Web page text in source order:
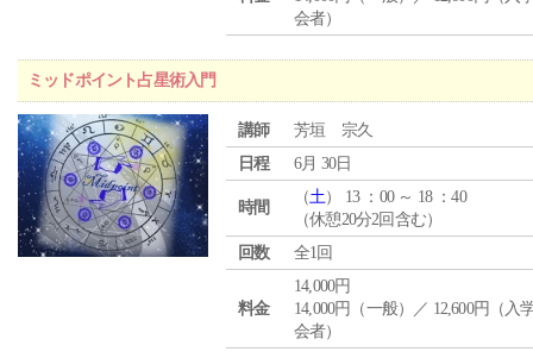
会者）
ミッドポイント占星術入門
講師
芳垣 宗久
日程
6月 30日
時間
（土） 13 ：00 ～ 18 ：40
（休憩20分2回含む）
回数
全1回
料金
14,000円
14,000円（一般）／ 12,600円（入
会者）